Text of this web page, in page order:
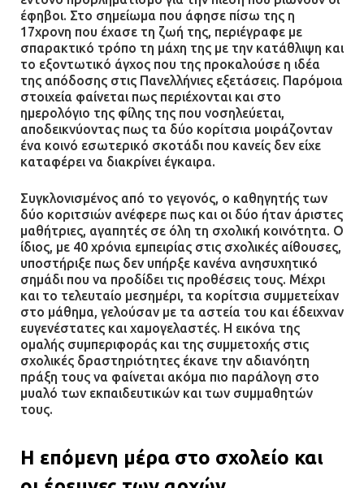
έφηβοι. Στο σημείωμα που άφησε πίσω της η
17χρονη που έχασε τη ζωή της, περιέγραφε με
σπαρακτικό τρόπο τη μάχη της με την κατάθλιψη και
το εξοντωτικό άγχος που της προκαλούσε η ιδέα
της απόδοσης στις Πανελλήνιες εξετάσεις. Παρόμοια
στοιχεία φαίνεται πως περιέχονται και στο
ημερολόγιο της φίλης της που νοσηλεύεται,
αποδεικνύοντας πως τα δύο κορίτσια μοιράζονταν
ένα κοινό εσωτερικό σκοτάδι που κανείς δεν είχε
καταφέρει να διακρίνει έγκαιρα.
Συγκλονισμένος από το γεγονός, ο καθηγητής των
δύο κοριτσιών ανέφερε πως και οι δύο ήταν άριστες
μαθήτριες, αγαπητές σε όλη τη σχολική κοινότητα. Ο
ίδιος, με 40 χρόνια εμπειρίας στις σχολικές αίθουσες,
υποστήριξε πως δεν υπήρξε κανένα ανησυχητικό
σημάδι που να προδίδει τις προθέσεις τους. Μέχρι
και το τελευταίο μεσημέρι, τα κορίτσια συμμετείχαν
στο μάθημα, γελούσαν με τα αστεία του και έδειχναν
ευγενέστατες και χαμογελαστές. Η εικόνα της
ομαλής συμπεριφοράς και της συμμετοχής στις
σχολικές δραστηριότητες έκανε την αδιανόητη
πράξη τους να φαίνεται ακόμα πιο παράλογη στο
μυαλό των εκπαιδευτικών και των συμμαθητών
τους.
Η επόμενη μέρα στο σχολείο και